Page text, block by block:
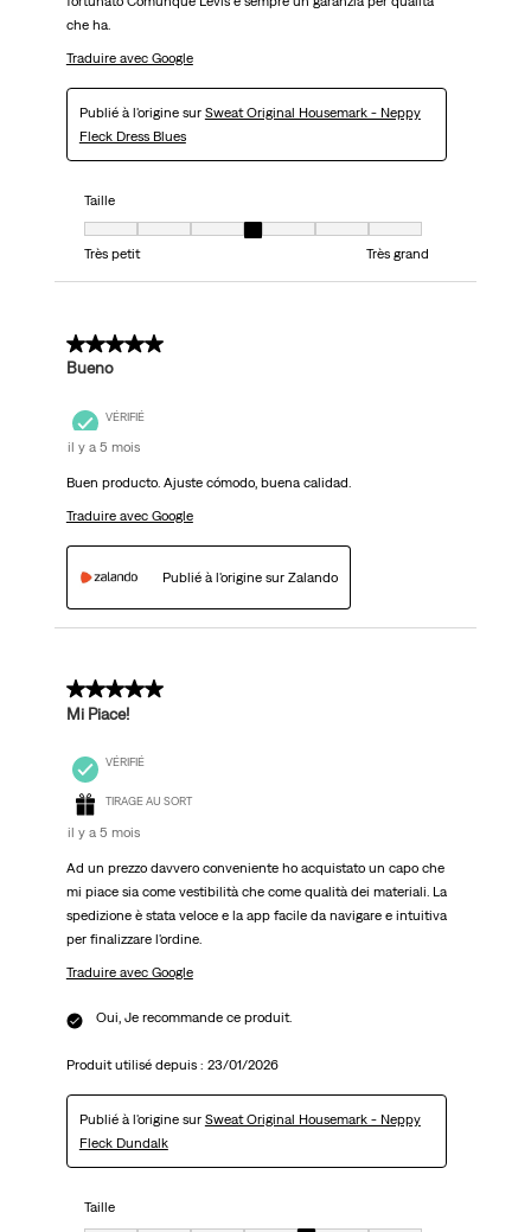
che ha.
Traduire avec Google
Publié à l'origine sur Sweat Original Housemark - Neppy
Fleck Dress Blues
Taille
Taille, 4 sur 7, où 1 est égal à Très petit et 7 est égal à Très grand
Très petit
Très grand
5 sur 5 étoiles.
Bueno
VÉRIFIÉ
il y a 5 mois
Buen producto. Ajuste cómodo, buena calidad.
Traduire avec Google
Publié à l'origine sur Zalando
5 sur 5 étoiles.
Mi Piace!
VÉRIFIÉ
TIRAGE AU SORT
il y a 5 mois
Ad un prezzo davvero conveniente ho acquistato un capo che
mi piace sia come vestibilità che come qualità dei materiali. La
spedizione è stata veloce e la app facile da navigare e intuitiva
per finalizzare l'ordine.
Traduire avec Google
Oui, Je recommande ce produit.
Produit utilisé depuis : 23/01/2026
Publié à l'origine sur Sweat Original Housemark - Neppy
Fleck Dundalk
Taille